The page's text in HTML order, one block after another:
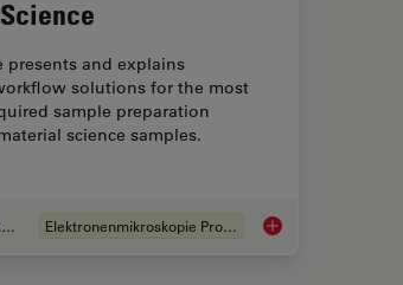
with Automated Sectioning
presents and explains
solutions for the most
sample preparation
science samples.
Artikel Elektronenmikroskopie Probenvorbereitung Workflow Solutions